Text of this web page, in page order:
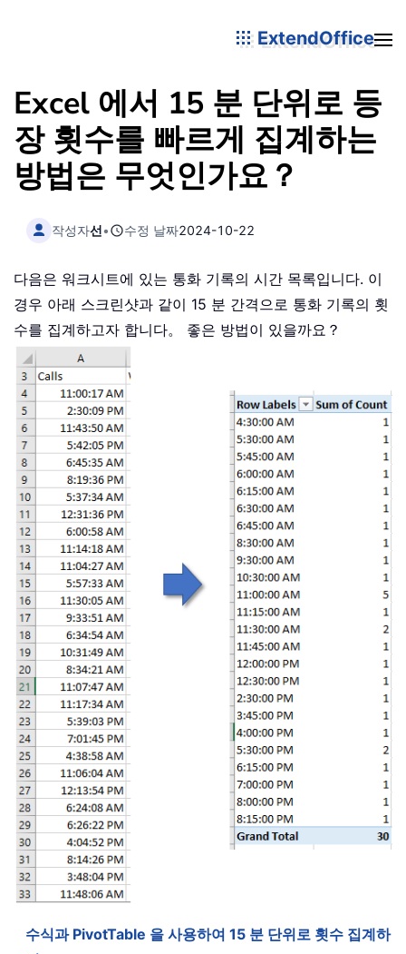
ExtendOffice
Excel 에서 15 분 단위로 등
장 횟수를 빠르게 집계하는
방법은 무엇인가요？
작성자선• 수정 날짜2024-10-22
다음은 워크시트에 있는 통화 기록의 시간 목록입니다. 이
경우 아래 스크린샷과 같이 15 분 간격으로 통화 기록의 횟
수를 집계하고자 합니다。 좋은 방법이 있을까요？
수식과 PivotTable 을 사용하여 15 분 단위로 횟수 집계하